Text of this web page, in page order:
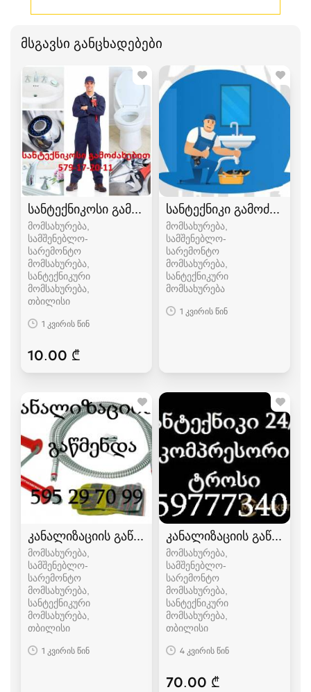
მსგავსი განცხადებები
სანტექნიკოსი გამოძახებით
მომსახურება,
სამშენებლო-
სარემონტო
მომსახურება,
სანტექნიკური
მომსახურება
თბილისი
1 კვირის წინ
10.00 ₾
სანტექნიკი გამოძახებით
მომსახურება,
სამშენებლო-
სარემონტო
მომსახურება,
სანტექნიკური
მომსახურება
1 კვირის წინ
კანალიზაციის გაწმენდა ელექტრო ტროსით -
მომსახურება,
სამშენებლო-
სარემონტო
მომსახურება,
სანტექნიკური
მომსახურება
თბილისი
1 კვირის წინ
კანალიზაციის
მომსახურება,
სამშენებლო-
სარემონტო
მომსახურება,
სანტექნიკური
მომსახურება
თბილისი
4 კვირის წინ
70.00 ₾